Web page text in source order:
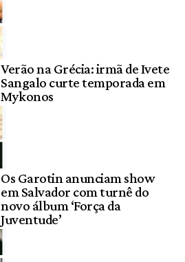
Verão na Grécia: irmã de Ivete
Sangalo curte temporada em
Mykonos
Os Garotin anunciam show
em Salvador com turnê do
novo álbum ‘Força da
Juventude’